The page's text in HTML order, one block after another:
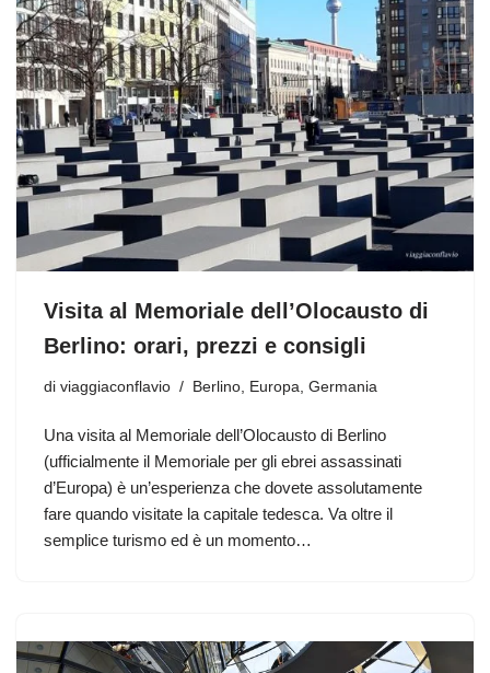
Visita al Memoriale dell’Olocausto di
Berlino: orari, prezzi e consigli
di viaggiaconflavio Berlino, Europa, Germania
Una visita al Memoriale dell’Olocausto di Berlino
(ufficialmente il Memoriale per gli ebrei assassinati
d’Europa) è un’esperienza che dovete assolutamente
fare quando visitate la capitale tedesca. Va oltre il
semplice turismo ed è un momento…